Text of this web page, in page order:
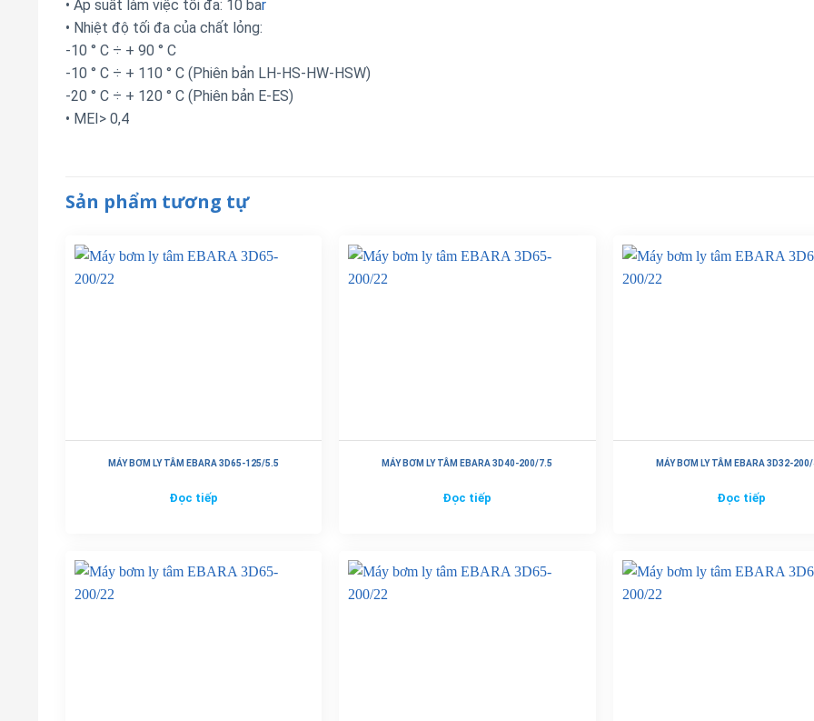
• Áp suất làm việc tối đa: 10 bar
• Nhiệt độ tối đa của chất lỏng:
-10 ° C ÷ + 90 ° C
-10 ° C ÷ + 110 ° C (Phiên bản LH-HS-HW-HSW)
-20 ° C ÷ + 120 ° C (Phiên bản E-ES)
• MEI> 0,4
Sản phẩm tương tự
MÁY BƠM LY TÂM EBARA 3D65-125/5.5
Đọc tiếp
MÁY BƠM LY TÂM EBARA 3D40-200/7.5
Đọc tiếp
MÁY BƠM LY TÂM EBARA 3D32-
Đọc tiếp